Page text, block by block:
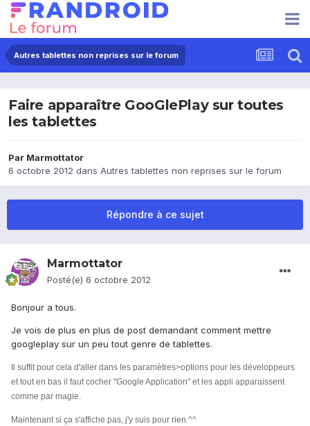
Autres tablettes non reprises sur le forum
Faire apparaître GooGlePlay sur toutes
les tablettes
Par Marmottator
6 octobre 2012 dans Autres tablettes non reprises sur le forum
Répondre à ce sujet
Marmottator
Posté(e) 6 octobre 2012
Bonjour a tous.
Je vois de plus en plus de post demandant comment mettre
googleplay sur un peu tout genre de tablettes.
Il suffit pour cela d'aller dans les paramètres>options pour les développeurs
et tout en bas il faut cocher "Google Application" et les appli apparaissent
comme par magie.
Maintenant si ça s'affiche pas, j'y suis pour rien ^^